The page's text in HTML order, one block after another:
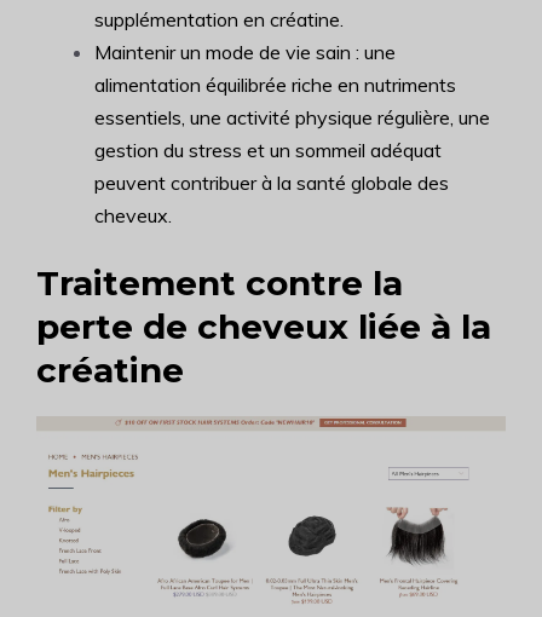
supplémentation en créatine.
Maintenir un mode de vie sain : une
alimentation équilibrée riche en nutriments
essentiels, une activité physique régulière, une
gestion du stress et un sommeil adéquat
peuvent contribuer à la santé globale des
cheveux.
Traitement contre la
perte de cheveux liée à la
créatine